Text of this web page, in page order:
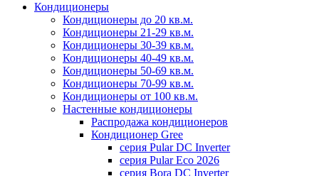
Кондиционеры
Кондиционеры до 20 кв.м.
Кондиционеры 21-29 кв.м.
Кондиционеры 30-39 кв.м.
Кондиционеры 40-49 кв.м.
Кондиционеры 50-69 кв.м.
Кондиционеры 70-99 кв.м.
Кондиционеры от 100 кв.м.
Настенные кондиционеры
Распродажа кондиционеров
Кондиционер Gree
серия Pular DC Inverter
серия Pular Eco 2026
серия Bora DC Inverter